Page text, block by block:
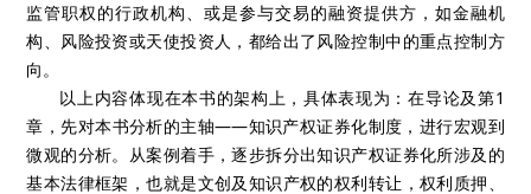
监管职权的行政机构、或是参与交易的融资提供方，如金融机
构、风险投资或天使投资人，都给出了风险控制中的重点控制方
向。
以上内容体现在本书的架构上，具体表现为：在导论及第1
章，先对本书分析的主轴——知识产权证券化制度，进行宏观到
微观的分析。从案例着手，逐步拆分出知识产权证券化所涉及的
基本法律框架，也就是文创及知识产权的权利转让，权利质押、